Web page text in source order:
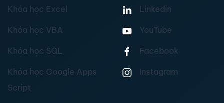
Khóa học Excel
Khóa học VBA
Khóa học SQL
Khóa học Google Apps
Script
Linkedin
YouTube
Facebook
Instagram